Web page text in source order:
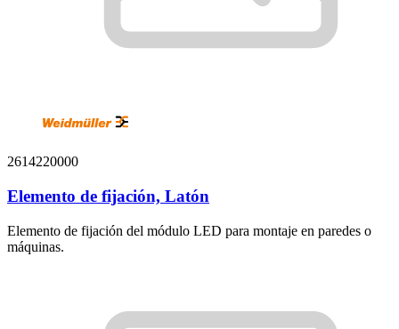
2614220000
Elemento de fijación, Latón
Elemento de fijación del módulo LED para montaje en paredes o
máquinas.